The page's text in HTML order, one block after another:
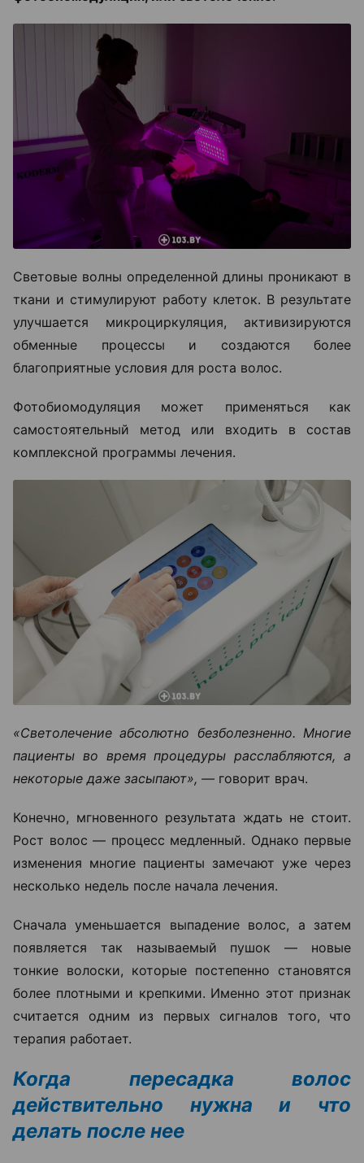
Световые волны определенной длины проникают в
ткани и стимулируют работу клеток. В результате
улучшается микроциркуляция, активизируются
обменные процессы и создаются более
благоприятные условия для роста волос.
Фотобиомодуляция может применяться как
самостоятельный метод или входить в состав
комплексной программы лечения.
«Светолечение абсолютно безболезненно. Многие
пациенты во время процедуры расслабляются, а
некоторые даже засыпают», — говорит врач.
Конечно, мгновенного результата ждать не стоит.
Рост волос — процесс медленный. Однако первые
изменения многие пациенты замечают уже через
несколько недель после начала лечения.
Сначала уменьшается выпадение волос, а затем
появляется так называемый пушок — новые
тонкие волоски, которые постепенно становятся
более плотными и крепкими. Именно этот признак
считается одним из первых сигналов того, что
терапия работает.
Когда пересадка волос
действительно нужна и что
делать после нее